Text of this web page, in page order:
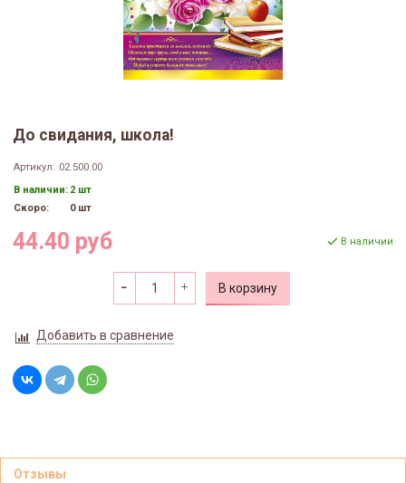
До свидания, школа!
Артикул: 02.500.00
В наличии: 2 шт
Скоро:
0 шт
44.40 руб В наличии
В корзину
Добавить в сравнение
Отзывы